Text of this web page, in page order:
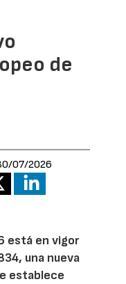
de
07/2026
está en vigor
una nueva
establece